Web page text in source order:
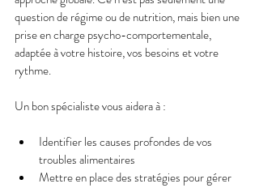
question de régime ou de nutrition, mais bien une
prise en charge psycho-comportementale,
adaptée à votre histoire, vos besoins et votre
rythme.
Un bon spécialiste vous aidera à :
Identifier les causes profondes de vos
troubles alimentaires
Mettre en place des stratégies pour gérer